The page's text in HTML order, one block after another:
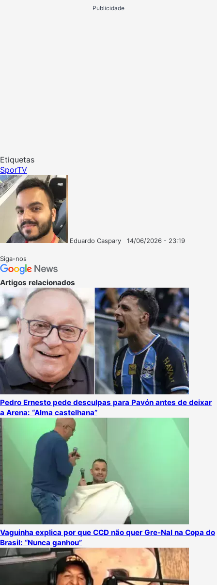
Publicidade
Etiquetas
SporTV
Eduardo Caspary
14/06/2026 - 23:19
Siga-nos
Artigos relacionados
Pedro Ernesto pede desculpas para Pavón antes de deixar
a Arena: “Alma castelhana”
Vaguinha explica por que CCD não quer Gre-Nal na Copa do
Brasil: “Nunca ganhou”